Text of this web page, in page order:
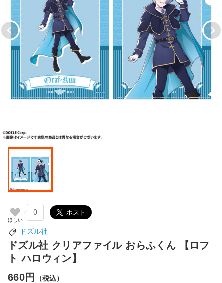
0
ドズル社
ドズル社 クリアファイル おらふくん 【ロフ
ト ハロウィン】
660円
（税込）